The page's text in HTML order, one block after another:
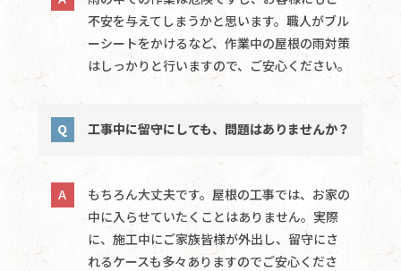
不安を与えてしまうかと思います。職人がブル
ーシートをかけるなど、作業中の屋根の雨対策
はしっかりと行いますので、ご安心ください。
工事中に留守にしても、問題はありませんか？
もちろん大丈夫です。屋根の工事では、お家の
中に入らせていたくことはありません。実際
に、施工中にご家族皆様が外出し、留守にさ
れるケースも多々ありますのでご安心くださ